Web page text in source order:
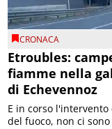
CRONACA
Etroubles:
fiamme nella
di Echevennoz
E in corso
del fuoco, non ci